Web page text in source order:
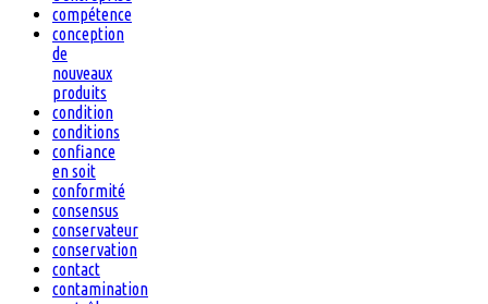
compétence
conception
de
nouveaux
produits
condition
conditions
confiance
en soit
conformité
consensus
conservateur
conservation
contact
contamination